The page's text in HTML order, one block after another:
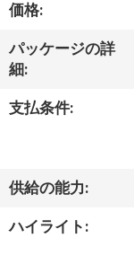
オ
達
つ
い
価格:
パッケージの詳
細:
支払条件:
供給の能力:
ハイライト: